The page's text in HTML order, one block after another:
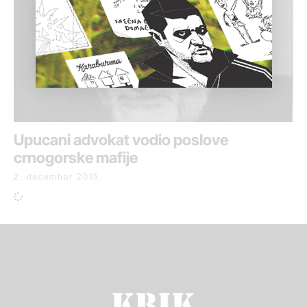
Upucani advokat vodio poslove
crnogorske mafije
2. decembar 2015.